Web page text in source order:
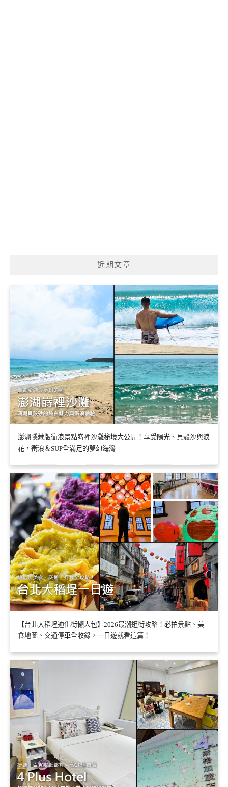
近期文章
澎湖隱藏版衝浪景點嵵裡沙灘秘境大公開！享受陽光、貝殼沙與浪
花，衝浪＆SUP全滿足的夢幻海灣
【台北大稻埕迪化街懶人包】2026最潮逛街攻略！必拍景點、美
食地圖、交通停車全收錄，一日遊就看這篇！